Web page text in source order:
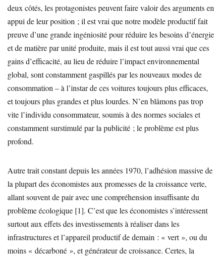
deux côtés, les protagonistes peuvent faire valoir des arguments en
appui de leur position ; il est vrai que notre modèle productif fait
preuve d’une grande ingéniosité pour réduire les besoins d’énergie
et de matière par unité produite, mais il est tout aussi vrai que ces
gains d’efficacité, au lieu de réduire l’impact environnemental
global, sont constamment gaspillés par les nouveaux modes de
consommation – à l’instar de ces voitures toujours plus efficaces,
et toujours plus grandes et plus lourdes. N’en blâmons pas trop
vite l’individu consommateur, soumis à des normes sociales et
constamment surstimulé par la publicité ; le problème est plus
profond.
Autre trait constant depuis les années 1970, l’adhésion massive de
la plupart des économistes aux promesses de la croissance verte,
allant souvent de pair avec une compréhension insuffisante du
problème écologique [1]. C’est que les économistes s’intéressent
surtout aux effets des investissements à réaliser dans les
infrastructures et l’appareil productif de demain : « vert », ou du
moins « décarboné », et générateur de croissance. Certes, la